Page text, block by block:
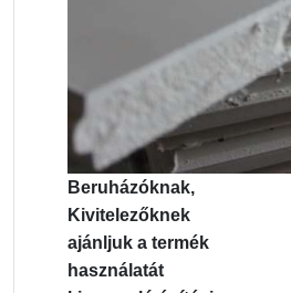
Beruházóknak,
Kivitelezőknek
ajánljuk a termék
használatát